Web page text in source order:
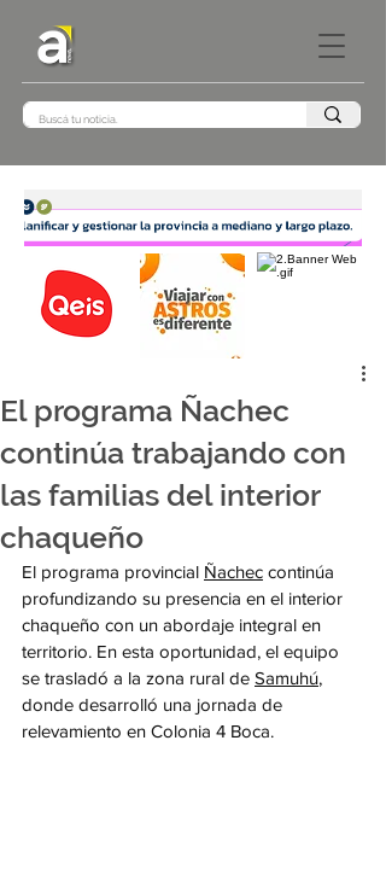
El programa Ñachec
continúa trabajando con
las familias del interior
chaqueño
El programa provincial Ñachec continúa
profundizando su presencia en el interior
chaqueño con un abordaje integral en
territorio. En esta oportunidad, el equipo
se trasladó a la zona rural de Samuhú,
donde desarrolló una jornada de
relevamiento en Colonia 4 Boca.